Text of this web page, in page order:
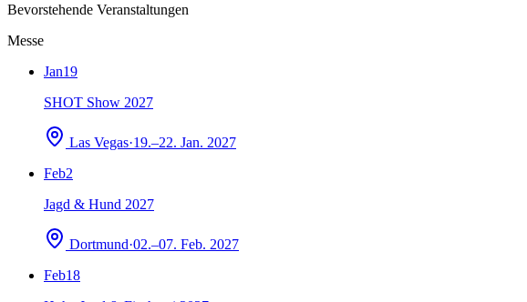
Bevorstehende Veranstaltungen
Messe
Jan19
SHOT Show 2027
Las Vegas·19.–22. Jan. 2027
Feb2
Jagd & Hund 2027
Dortmund·02.–07. Feb. 2027
Feb18